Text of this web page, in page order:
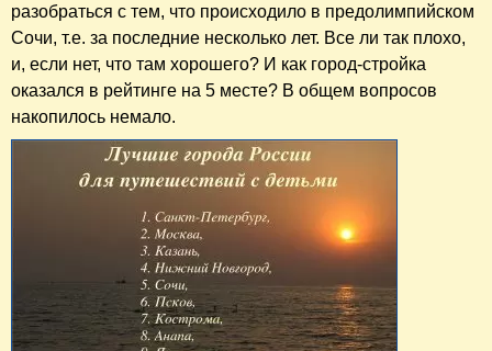
разобраться с тем, что происходило в предолимпийском
Сочи, т.е. за последние несколько лет. Все ли так плохо,
и, если нет, что там хорошего? И как город-стройка
оказался в рейтинге на 5 месте? В общем вопросов
накопилось немало.